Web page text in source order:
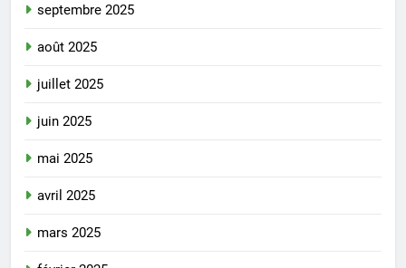
septembre 2025
août 2025
juillet 2025
juin 2025
mai 2025
avril 2025
mars 2025